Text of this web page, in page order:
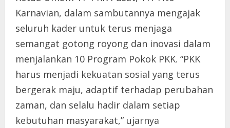
Karnavian, dalam sambutannya mengajak
seluruh kader untuk terus menjaga
semangat gotong royong dan inovasi dalam
menjalankan 10 Program Pokok PKK. “PKK
harus menjadi kekuatan sosial yang terus
bergerak maju, adaptif terhadap perubahan
zaman, dan selalu hadir dalam setiap
kebutuhan masyarakat,” ujarnya